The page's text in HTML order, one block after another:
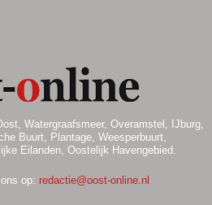
Watergraafsmeer, Overamstel, IJburg,
Buurt, Plantage, Weesperbuurt,
Eilanden, Oostelijk Havengebied.
op: redactie@oost-online.nl